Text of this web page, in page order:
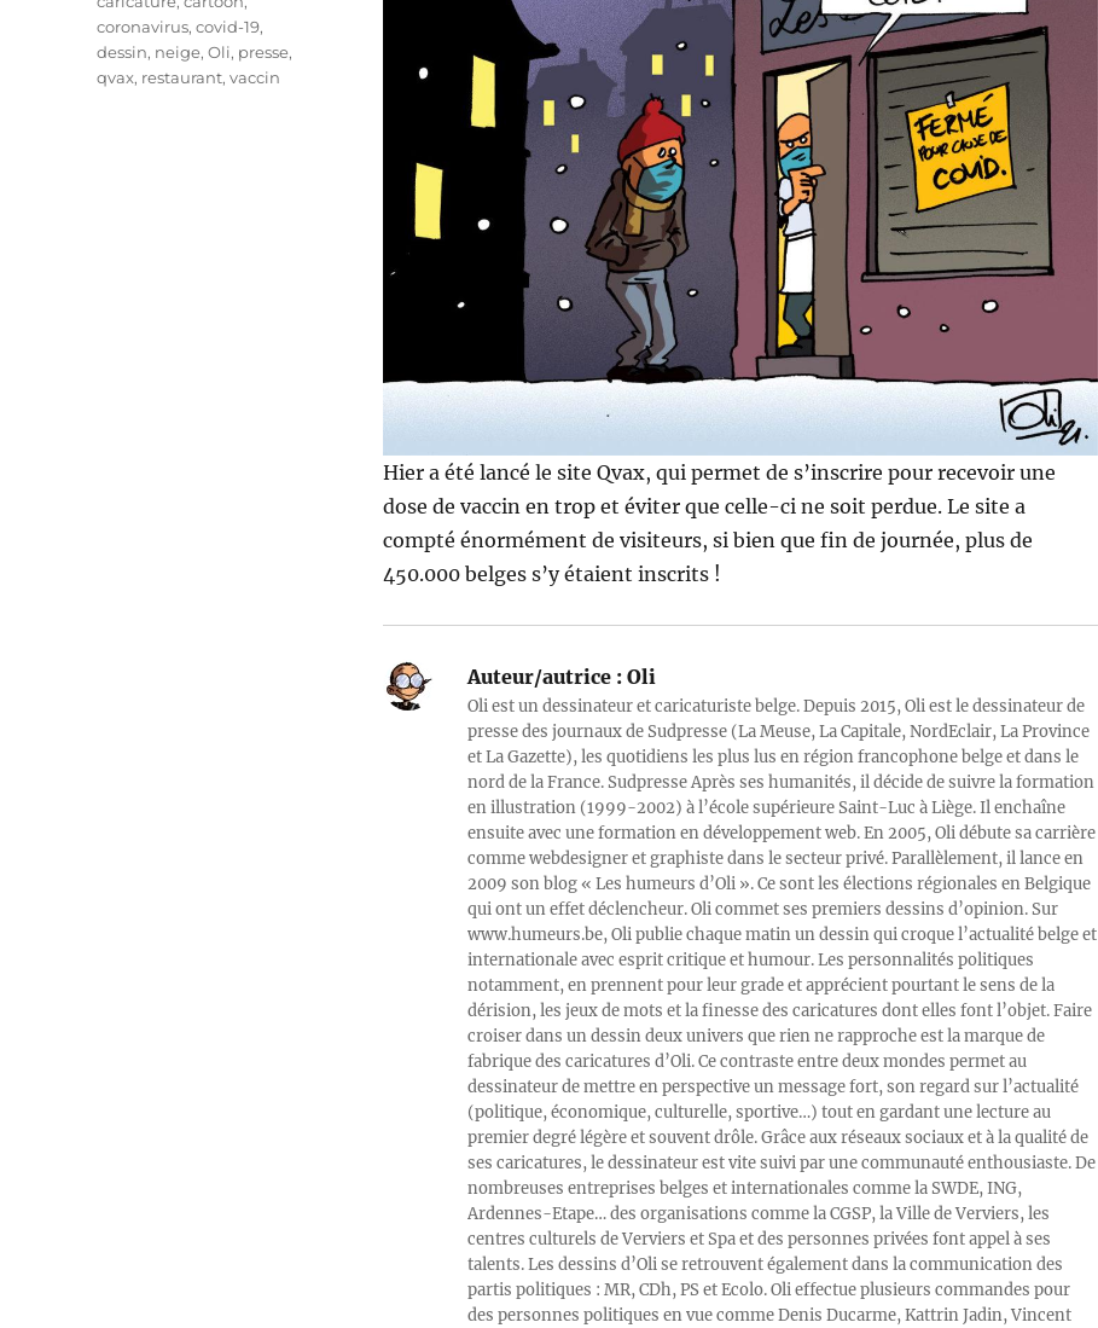
Hier a été lancé le site Qvax, qui permet de s’inscrire pour recevoir une
dose de vaccin en trop et éviter que celle-ci ne soit perdue. Le site a
compté énormément de visiteurs, si bien que fin de journée, plus de
450.000 belges s’y étaient inscrits !
Auteur/autrice :Oli
Oli est un dessinateur et caricaturiste belge. Depuis 2015, Oli est le dessinateur de
presse des journaux de Sudpresse (La Meuse, La Capitale, NordEclair, La Province
et La Gazette), les quotidiens les plus lus en région francophone belge et dans le
nord de la France. Sudpresse Après ses humanités, il décide de suivre la formation
en illustration (1999-2002) à l’école supérieure Saint-Luc à Liège. Il enchaîne
ensuite avec une formation en développement web. En 2005, Oli débute sa carrière
comme webdesigner et graphiste dans le secteur privé. Parallèlement, il lance en
2009 son blog « Les humeurs d’Oli ». Ce sont les élections régionales en Belgique
qui ont un effet déclencheur. Oli commet ses premiers dessins d’opinion. Sur
www.humeurs.be, Oli publie chaque matin un dessin qui croque l’actualité belge et
internationale avec esprit critique et humour. Les personnalités politiques
notamment, en prennent pour leur grade et apprécient pourtant le sens de la
dérision, les jeux de mots et la finesse des caricatures dont elles font l’objet. Faire
croiser dans un dessin deux univers que rien ne rapproche est la marque de
fabrique des caricatures d’Oli. Ce contraste entre deux mondes permet au
dessinateur de mettre en perspective un message fort, son regard sur l’actualité
(politique, économique, culturelle, sportive…) tout en gardant une lecture au
premier degré légère et souvent drôle. Grâce aux réseaux sociaux et à la qualité de
ses caricatures, le dessinateur est vite suivi par une communauté enthousiaste. De
nombreuses entreprises belges et internationales comme la SWDE, ING,
Ardennes-Etape… des organisations comme la CGSP, la Ville de Verviers, les
centres culturels de Verviers et Spa et des personnes privées font appel à ses
talents. Les dessins d’Oli se retrouvent également dans la communication des
partis politiques : MR, CDh, PS et Ecolo. Oli effectue plusieurs commandes pour
des personnes politiques en vue comme Denis Ducarme, Kattrin Jadin, Vincent
coronavirus,covid-19,
dessin, neige,Oli, presse,
qvax, restaurant,vaccin